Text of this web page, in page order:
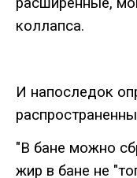
коллапса.
И напоследок
"В бане можно
жир в бане не "